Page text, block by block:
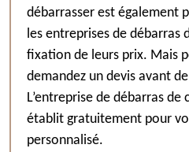
débarrasser est également
les entreprises de débarras
fixation de leurs prix. Mais
demandez un devis avant
L’entreprise de débarras
établit gratuitement pour
personnalisé.